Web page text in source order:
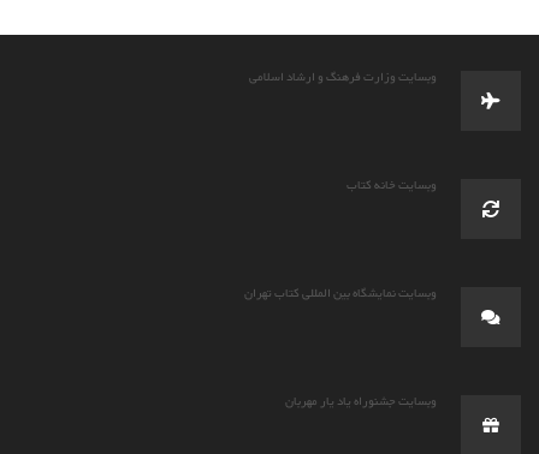
وبسایت وزارت فرهنگ و ارشاد اسلامی
وبسایت خانه کتاب
وبسایت نمایشگاه بین المللی کتاب تهران
وبسایت جشنوراه یاد یار مهربان